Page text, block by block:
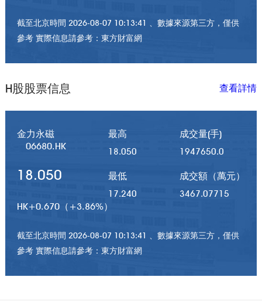
截至北京時間 2026-08-07 10:13:41 、數據來源第三方，僅供
參考 實際信息請參考：東方財富網
H股股票信息 查看詳情
金力永磁
06680.HK
18.050
HK+0.670（ +3.86%）
最高
18.050
成交量(手)
1947650.0
最低
17.240
成交額（萬元）
3467.07715
截至北京時間 2026-08-07 10:13:41 、數據來源第三方，僅供
參考 實際信息請參考：東方財富網